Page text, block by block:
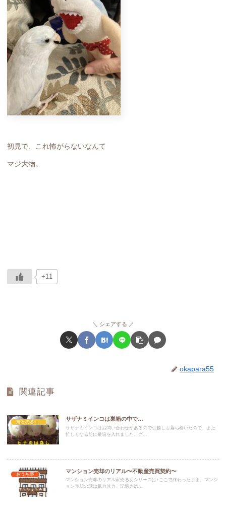
初見で、これ怖がらないなんて
マジ大物。
+11
シェアする
okapara55
関連記事
鳥との暮らし
サザナミインコは巣箱の中で…
サザナミインコはお問い合わせがあるので引越しも落ち着いたので、また
忙しくなる前に巣箱を入れました。グ...
おうち事
マンション売却のリアル〜不動産売買契約〜
マンション売却のリアル家売る女シリーズは↑ここで終わったまま。マンシ
ョン売却の話は気力体力、記憶力総...